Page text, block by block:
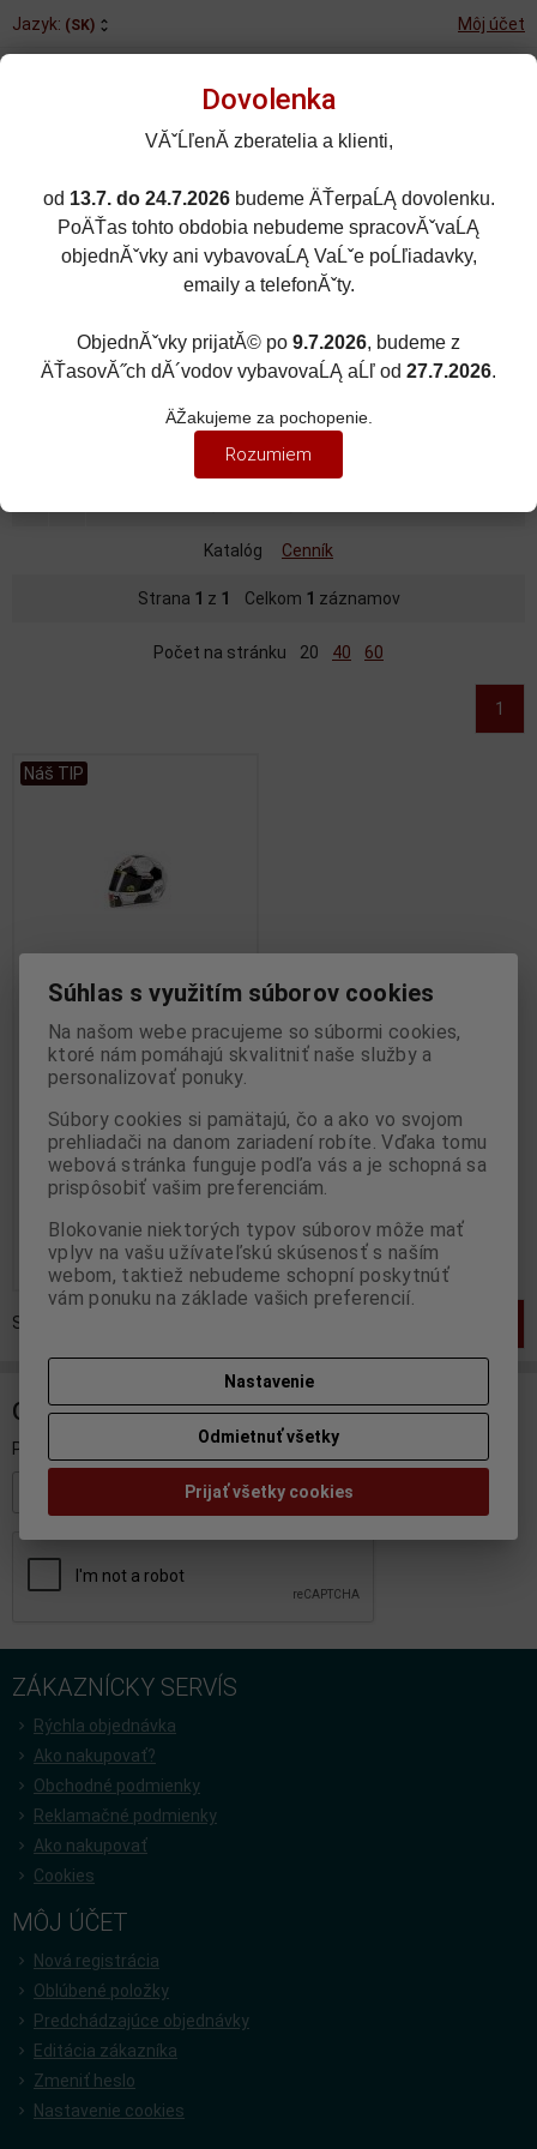
Jazyk: (SK) Môj účet
kusov
Rozšírené vyhľadávanie
Porovnané (0)
Obľúbené (0)
Katalóg Cenník
Strana 1 z 1 Celkom 1 záznamov
Počet na stránku 20 40 60
1
Náš TIP
1:2 AGV HELMET V.ROSSI
SPECIAL Numbered1 MOTO
GP BARCELONA 2008 Limited
Výrobca:MINICHAMPS
Katalógové číslo: MC-
328080086
Skladom: 1 ks
200 EUR
Pridať do košíka
Strana
ODBER NOVINIEK
Prihláste sa k odberu noviniek
ZÁKAZNÍCKY SERVÍS
Rýchla objednávka
Ako nakupovať?
Obchodné podmienky
Reklamačné podmienky
Ako nakupovať
Cookies
MÔJ ÚČET
Nová registrácia
Oblúbené položky
Predchádzajúce objednávky
Editácia zákazníka
Zmeniť heslo
Nastavenie cookies
Dovolenka
VĂˇĹľenĂ­ zberatelia a klienti,
od 13.7. do 24.7.2026budeme ÄŤerpaĹĄ dovolenku.
PoÄŤas tohto obdobia nebudeme spracovĂˇvaĹĄ
objednĂˇvky ani vybavovaĹĄ VaĹˇe poĹľiadavky,
emaily a telefonĂˇty.
ObjednĂˇvky prijatĂ© po 9.7.2026, budeme z
ÄŤasovĂ˝ch dĂ´vodov vybavovaĹĄ aĹľ od 27.7.2026.
ÄŽakujeme za pochopenie.
Rozumiem
Súhlas s využitím súborov cookies
Na našom webe pracujeme so súbormi cookies,
ktoré nám pomáhajú skvalitniť naše služby a
personalizovať ponuky.
Súbory cookies si pamätajú, čo a ako vo svojom
prehliadači na danom zariadení robíte. Vďaka tomu
webová stránka funguje podľa vás a je schopná sa
prispôsobiť vašim preferenciám.
Blokovanie niektorých typov súborov môže mať
vplyv na vašu užívateľskú skúsenosť s naším
webom, taktiež nebudeme schopní poskytnúť
vám ponuku na základe vašich preferencií.
Nastavenie
Odmietnuť všetky
Prijať všetky cookies